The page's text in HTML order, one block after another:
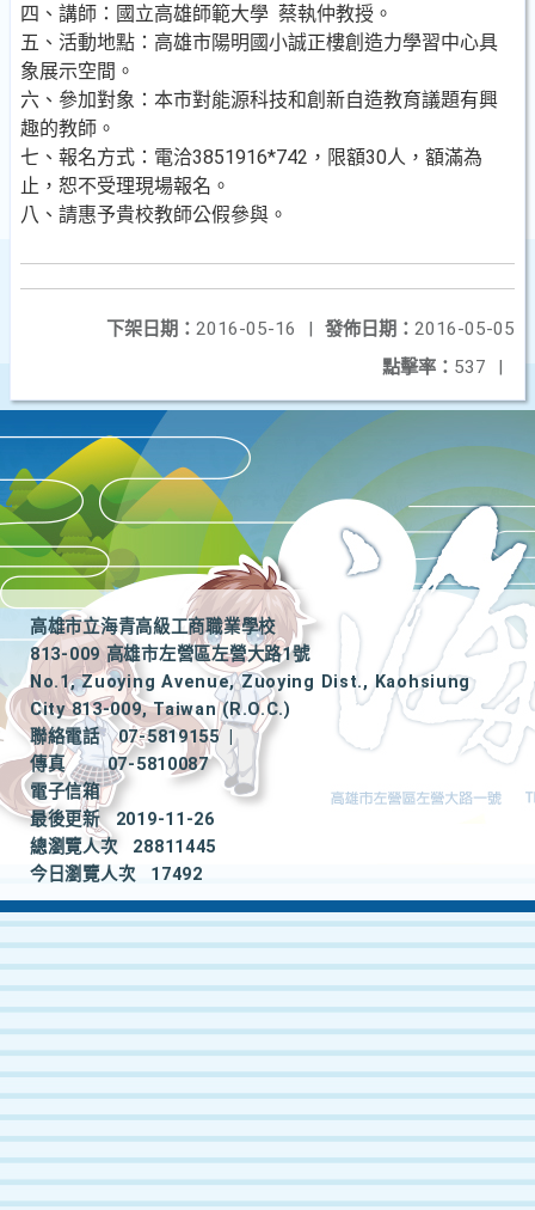
四、講師：國立高雄師範大學 蔡執仲教授。
五、活動地點：高雄市陽明國小誠正樓創造力學習中心具
象展示空間。
六、參加對象：本市對能源科技和創新自造教育議題有興
趣的教師。
七、報名方式：電洽3851916*742，限額30人，額滿為
止，恕不受理現場報名。
八、請惠予貴校教師公假參與。
發佈日期： 2016-05-05
下架日期： 2016-05-16
|
點擊率： 537 |
高雄市立海青高級工商職業學校
813-009 高雄市左營區左營大路1號
No.1, Zuoying Avenue, Zuoying Dist., Kaohsiung
City 813-009, Taiwan (R.O.C.)
聯絡電話
07-5819155
|
傳真
07-5810087
電子信箱
最後更新
2019-11-26
總瀏覽人次
28811445
今日瀏覽人次
17492